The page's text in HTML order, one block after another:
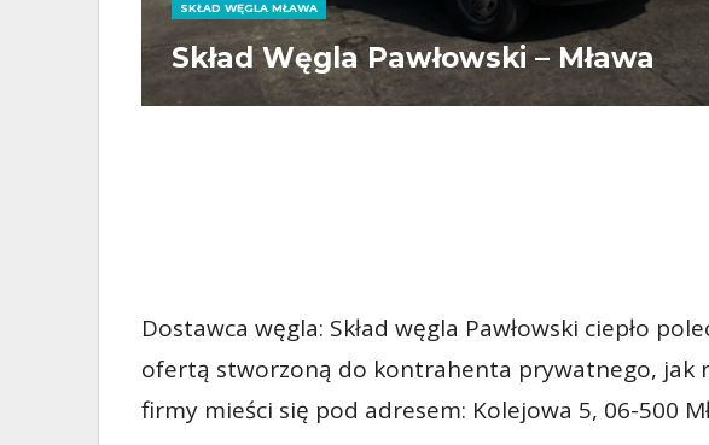
SKŁAD WĘGLA MŁAWA
Skład Węgla Pawłowski – Mława
Dostawca węgla: Skład węgla Pawłowski ciepło
ofertą stworzoną do kontrahenta prywatnego, jak
firmy mieści się pod adresem: Kolejowa 5, 06-500